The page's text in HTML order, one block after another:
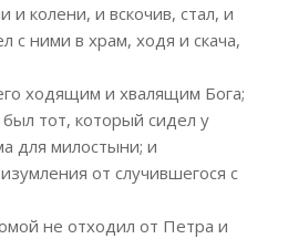
и колени, и вскочив, стал, и
с ними в храм, ходя и скача,
ходящим и хвалящим Бога;
тот, который сидел у
для милостыни; и
от случившегося с
не отходил от Петра и